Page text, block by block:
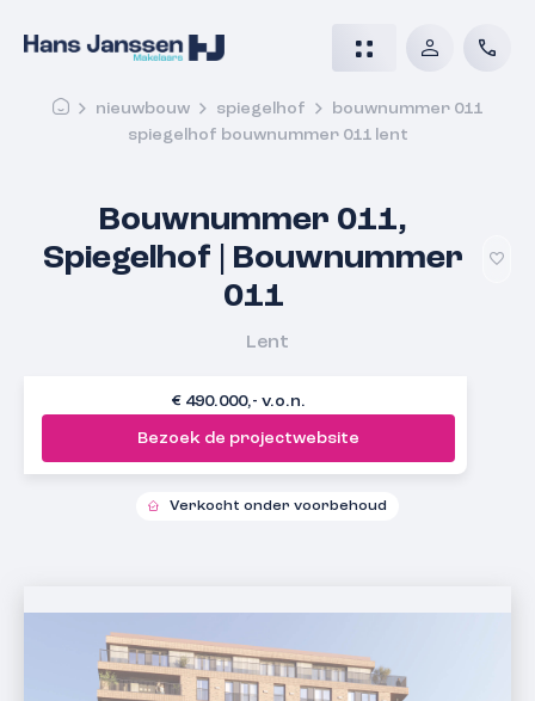
nieuwbouw spiegelhof
bouwnummer 011
spiegelhof bouwnummer 011 lent
Bouwnummer 011,
Spiegelhof | Bouwnummer
011
Lent
€ 490.000,- v.o.n.
Bezoek de projectwebsite
Verkocht onder voorbehoud